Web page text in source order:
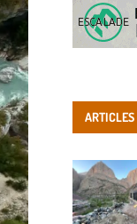
ARTICLES